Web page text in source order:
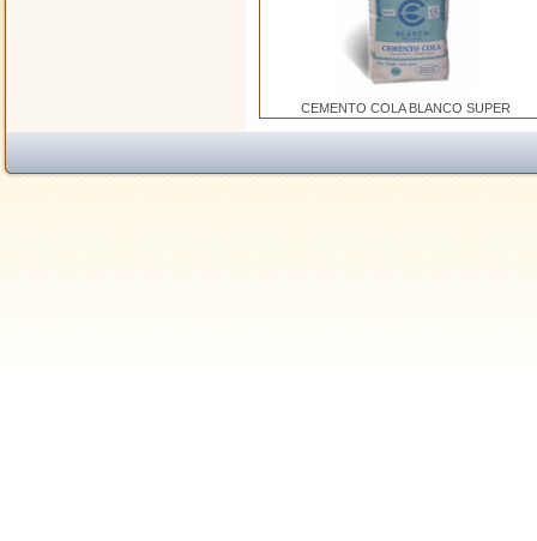
CEMENTO COLA BLANCO SUPER